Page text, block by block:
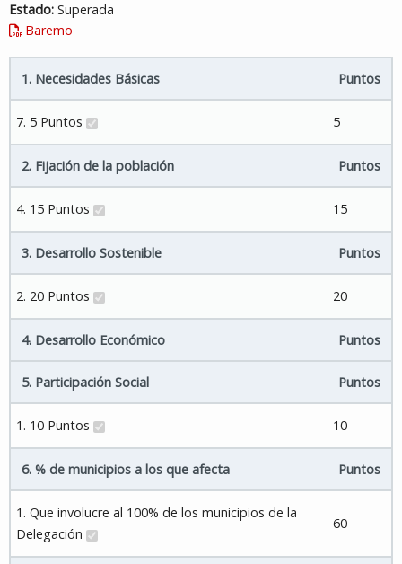
Estado: Superada
Baremo
1. Necesidades Básicas Puntos
7. 5 Puntos 5
2. Fijación de la población Puntos
4. 15 Puntos 15
3. Desarrollo Sostenible Puntos
2. 20 Puntos 20
4. Desarrollo Económico Puntos
5. Participación Social Puntos
1. 10 Puntos 10
6. % de municipios a los que afecta Puntos
1. Que involucre al 100% de los municipios de la
Delegación
60